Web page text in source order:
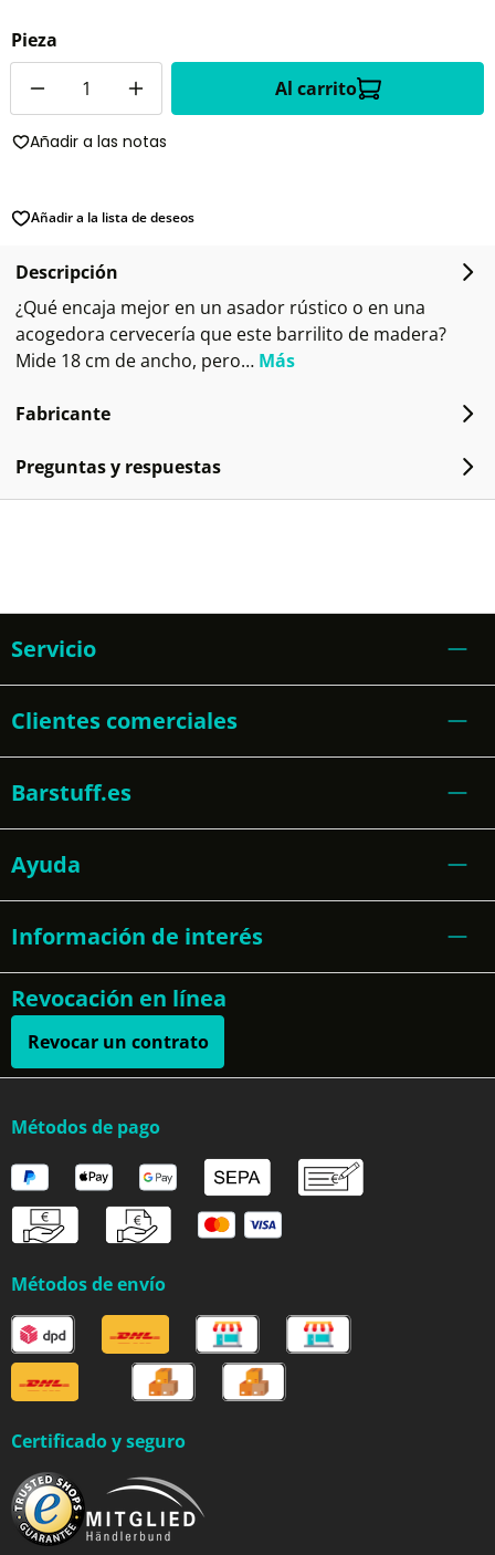
Pieza
Al carrito
Añadir a las notas
Añadir a la lista de deseos
Descripción
¿Qué encaja mejor en un asador rústico o en una
acogedora cervecería que este barrilito de madera?
Mide 18 cm de ancho, pero… Más
Fabricante
Preguntas y respuestas
Servicio
Clientes comerciales
Barstuff.es
Ayuda
Información de interés
Revocación en línea
Revocar un contrato
Métodos de pago
Métodos de envío
Certificado y seguro